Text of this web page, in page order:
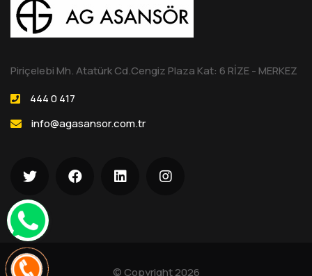
Piriçelebi Mh. Atatürk Cd.Cengiz Plaza Kat: 6 RİZE - MERKEZ
444 0 417
info@agasansor.com.tr
© Copyright2026